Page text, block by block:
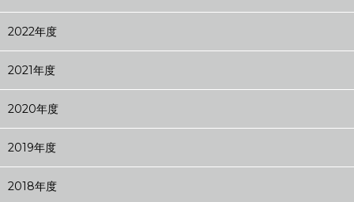
2022年度
2021年度
2020年度
2019年度
2018年度